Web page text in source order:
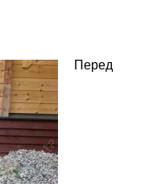
Перед